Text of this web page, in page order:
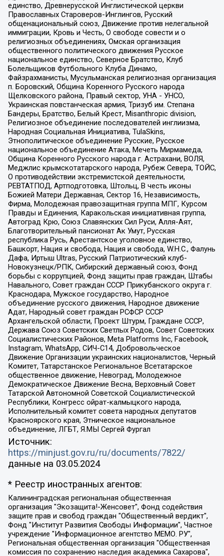
единство, Древнерусской Инглистической церкви
Православных Староверов-Инглингов, Русский
общенациональный союз, Движение против нелегальной
иммиграции, Кровь и Честь, О свободе совести и о
религиозных объединениях, Омская организация
общественного политического движения Русское
национальное единство, Северное Братство, Клуб
Болельщиков Футбольного Клуба Динамо,
Файзрахманисты, Мусульманская религиозная организация
п. Боровский, Община Коренного Русского народа
Щелковского района, Правый сектор, УНА - УНСО,
Украинская повстанческая армия, Тризуб им. Степана
Бандеры, Братство, Белый Крест, Misanthropic division,
Религиозное объединение последователей инглиизма,
Народная Социальная Инициатива, TulaSkins,
Этнополитическое объединение Русские, Русское
национальное объединение Атака, Мечеть Мирмамеда,
Община Коренного Русского народа г. Астрахани, ВОЛЯ,
Меджлис крымскотатарского народа, Рубеж Севера, ТОЙС,
О противодействии экстремистской деятельности,
РЕВТАТПОД, Артподготовка, Штольц, В честь иконы
Божией Матери Державная, Сектор 16, Независимость,
Фирма, Молодежная правозащитная группа МПГ, Курсом
Правды и Единения, Каракольская инициативная группа,
Автоград Крю, Союз Славянских Сил Руси, Алля-Аят,
Благотворительный пансионат Ак Умут, Русская
республика Русь, Арестантское уголовное единство,
Башкорт, Нация и свобода, Нация и свобода, W.H.С., Фалунь
Дафа, Иртыш Ultras, Русский Патриотический клуб-
Новокузнецк/РПК, Сибирский державный союз, Фонд
борьбы с коррупцией, Фонд защиты прав граждан, Штабы
Навального, Совет граждан СССР Прикубанского округа г.
Краснодара, Мужское государство, Народное
объединение русского движения, Народное движение
Адат, Народный совет граждан РСФСР СССР
Архангельской области, Проект Штурм, Граждане СССР,
Держава Союз Советских Светлых Родов, Совет Советских
Социалистических Районов, Meta Platforms Inc, Facebook,
Instagram, WhatsApp, СИЧ-С14, Добровольческое
Движение Организации украинских националистов, Черный
Комитет, Татарстанское Региональное Всетатарское
общественное движение, Невоград, Молодежное
Демократическое Движение Весна, Верховный Совет
Татарской Автономной Советской Социалистической
Республики, Конгресс ойрат-калмыцкого народа,
Исполнительный комитет совета народных депутатов
Красноярского края, Этническое национальное
объединение, ЛГБТ, Я.МЫ Сергей Фургал
Источник:
https://minjust.gov.ru/ru/documents/7822/
данные на 03.05.2024
* Реестр иностранных агентов:
Калининградская региональная общественная организация "Экозащита!-Женсовет", Фонд содействия защите прав и свобод граждан "Общественный вердикт", Фонд "Институт Развития Свободы Информации", Частное учреждение "Информационное агентство МЕМО. РУ", Региональная общественная организация "Общественная комиссия по сохранению наследия академика Сахарова", Фонд поддержки свободы прессы, Санкт-Петербургская общественная правозащитная организация "Гражданский контроль", Межрегиональная общественная организация "Информационно-просветительский центр "Мемориал", Региональный Фонд "Центр Защиты Прав Средств Массовой Информации", с 05.12.2023 Фонд "Центр Защиты Прав Средств массовой информации", Региональная общественная благотворительная организация помощи беженцам и мигрантам "Гражданское содействие", Негосударственное образовательное учреждение дополнительного профессионального образования (повышение квалификации) специалистов "АКАДЕМИЯ ПО ПРАВАМ ЧЕЛОВЕКА", Свердловская региональная общественная организация "Сутяжник", Автономная некоммерческая организация "Центр независимых социологических исследований", Союз общественных объединений "Российский исследовательский центр по правам человека", Региональное общественное учреждение научно-информационный центр "МЕМОРИАЛ", Некоммерческая организация "Фонд защиты гласности", Автономная некоммерческая организация "Институт прав человека", Городская общественная организация "Екатеринбургское общество "МЕМОРИАЛ", Городская общественная организация "Рязанское историко-просветительское и правозащитное общество "Мемориал" (Рязанский Мемориал), Челябинский региональный орган общественной самодеятельности – женское общественное объединение "Женщины Евразии", Челябинский региональный орган общественной самодеятельности "Уральская правозащитная группа", Фонд содействия защите здоровья и социальной справедливости имени Андрея Рылькова, Автономная Некоммерческая Организация "Аналитический Центр Юрия Левады", Автономная некоммерческая организация социальной поддержки населения "Проект Апрель", Региональная общественная организация помощи женщинам и детям, находящимся в кризисной ситуации "Информационно-методический центр "Анна", Фонд содействия развитию массовых коммуникаций и правовому просвещению "Так-так-Так", Фонд содействия устойчивому развитию "Серебряная тайга", Свердловский региональный общественный фонд социальных проектов "Новое время", "Idel.Реалии", Кавказ.Реалии, Крым.Реалии, Телеканал Настоящее Время, Татаро-башкирская служба Радио Свобода (Azatliq Radiosi), Радио Свободная Европа/Радио Свобода (PCE/PC), "Сибирь.Реалии", "Фактограф", Благотворительный фонд помощи осужденным и их семьям, Автономная некоммерческая организация "Институт глобализации и социальных движений", Фонд "В защиту прав заключенных", Частное учреждение "Центр поддержки и содействия развитию средств массовой информации", Пензенский региональный общественный благотворительный фонд "Гражданский союз", "Север.Реалии", Некоммерческая организация Фонд "Правовая инициатива", Общество с ограниченной ответственностью "Радио Свободная Европа/Радио Свобода", Чешское информационное агентство "MEDIUM-ORIENT", Красноярская региональная общественная организация "Мы против СПИДа", Камалягин Денис Николаевич, Маркелов Сергей Евгеньевич, Пономарев Лев Александрович, Савицкая Людмила Алексеевна, Автономная некоммерческая организация "Центр по работе с проблемой насилия "НАСИЛИЮ.НЕТ", Межрегиональный профессиональный союз работников здравоохранения "Альянс врачей", Юридическое лицо, зарегистрированное в Латвийской Республике, SIA "Medusa Project" (регистрационный номер 40103797863, дата регистрации 10.06.2014), Некоммерческая организация "Фонд по борьбе с коррупцией", Автономная некоммерческая организация "Институт права и публичной политики", Баданин Роман Сергеевич, Гликин Максим Александрович, Железнова Мария Михайловна, Лукьянова Юлия Сергеевна, Маетная Елизавета Витальевна, Маняхин Петр Борисович, Чуракова Ольга Владимировна, Ярош Юлия Петровна, Юридическое лицо "The Insider SIA", зарегистрированное в Риге, Латвийская Республика (дата регистрации 26.06.2015), являющееся администратором доменного имени интернет-издания "The Insider SIA", https://theins.ru, Постернак Алексей Евгеньевич, Рубин Михаил Аркадьевич, Анин Роман Александрович, Юридическое лицо Istories fonds, зарегистрированное в Латвийской Республике (регистрационный номер 50008295751, дата регистрации 24.02.2020), Великовский Дмитрий Александрович, Долинина Ирина Николаевна, Мароховская Алеся Алексеевна, Шлейнов Роман Юрьевич, Шмагун Олеся Валентиновна, Общество с ограниченной ответственностью "Альтаир 2021", Общество с ограниченной ответственностью "Вега 2021", Общество с ограниченной ответственностью "Главный редактор 2021", Общество с ограниченной ответственностью "Ромашки монолит", Важенков Артем Валерьевич, Ивановская областная общественная организация "Центр гендерных исследований", Гурман Юрий Альбертович, Медиапроект "ОВД-Инфо", Егоров Владимир Владимирович, Жилинский Владимир Александрович, Общество с ограниченной ответственностью "ЗП", Иванова София Юрьевна, Карезина Инна Павловна, Кильтау Екатерина Викторовна, Петров Алексей Викторович, Пискунов Сергей Евгеньевич, Смирнов Сергей Сергеевич, Тихонов Михаил Сергеевич, Общество с ограниченной ответственностью "ЖУРНАЛИСТ-ИНОСТРАННЫЙ АГЕНТ", Арапова Галина Юрьевна, Вольтская Татьяна Анатольевна, Американская компания "Mason G.E.S. Anonymous Foundation" (США), являющаяся владельцем интернет-издания https://mnews.world/, Компания "Stichting Bellingcat", зарегистрированная в Нидерландах (дата регистрации 11.07.2018), Захаров Андрей Вячеславович, Клепиковская Екатерина Дмитриевна, Общество с ограниченной ответственностью "МЕМО", Перл Роман Александрович, Симонов Евгений Алексеевич, Соловьева Елена Анатольевна, Сотников Даниил Владимирович, Сурначева Елизавета Дмитриевна, Автономная некоммерческая организация по защите прав человека и информированию населения "Якутия – Наше Мнение", Общество с ограниченной ответственностью "Москоу диджитал медиа", с 26.01.2023 Общество с ограниченной ответственностью "Чайка Белые сады", Ветошкина Валерия Валерьевна, Заговора Максим Александрович, Межрегиональное общественное движение "Российская ЛГБТ - сеть", Оленичев Максим Владимирович, Павлов Иван Юрьевич, Скворцова Елена Сергеевна, Общество с ограниченной ответственностью "Как бы инагент", Кочетков Игорь Викторович, Общество с ограниченной ответственностью "Честные выборы", Еланчик Олег Александрович, Общество с ограниченной ответственностью "Нобелевский призыв", Гималова Регина Эмилевна, Григорьев Андрей Валерьевич, Григорьева Алина Александровна, Ассоциация по содействию защите прав призывников, альтернативнослужащих и военнослужащих "Правозащитная группа "Гражданин.Армия.Право", Хисамова Регина Фаритовна, Автономная некоммерческая организация по реализации социально-правовых программ "Лилит", Дальневосточное общественное движение "Маяк", Санкт-Петербургская ЛГБТ-инициативная группа "Выход", Инициативная группа ЛГБТ+ "Реверс", Алексеев Андрей Викторович, Бекбулатова Таисия Львовна, Беляев Иван Михайлович, Владыкина Елена Сергеевна, Гельман Марат Александрович, Никульшина Вероника Юрьевна, Толоконникова Надежда Андреевна, Шендерович Виктор Анатольевич, Общество с ограниченной ответственностью "Данное сообщение", Общество с ограниченной ответственностью Издательский дом "Новая глава", Айнбиндер Александра Александровна, Московский комьюнити-центр для ЛГБТ+инициатив, Благотворительный фонд развития филантропии, Deutsche Welle (Германия, Kurt-Schumacher-Strasse 3, 53113 Bonn), Борзунова Мария Михайловна, Воробьев Виктор Викторович, Голубева Анна Львовна, Константинова Алла Михайловна, Малкова Ирина Владимировна, Мурадов Мурад Абдулгалимович, Осетинская Елизавета Николаевна, Понасенков Евгений Николаевич, Ганапольский Матвей Юрьевич, Киселев Евгений Алексеевич, Борухович Ирина Григорьевна, Дремин Иван Тимофеевич, Дубровский Дмитрий Викторович, Красноярская региональная общественная организация поддержки и развития альтернативных образовательных технологий и межкультурных коммуникаций "ИНТЕРРА", Маяковская Екатерина Алексеевна, Фейгин Марк Захарович, Филимонов Андрей Викторович, Дзугкоева Регина Николаевна, Доброхотов Роман Александрович, Дудь Юрий Александрович, Елкин Сергей Владимирович, Кругликов Кирилл Игоревич, Сабунаева Мария Леонидовна, Семенов Алексей Владимирович, Шаинян Карен Багратович, Шульман Екатерина Михайловна, Асафьев Артур Валерьевич, Вахштайн Виктор Семенович, Венедиктов Алексей Алексеевич, Лушникова Екатерина Евгеньевна, Волков Леонид Михайлович, Невзоров Александр Глебович, Пархоменко Сергей Борисович, Сироткин Ярослав Николаевич, Кара-Мурза Владимир Владимирович, Баранова Наталья Владимировна, Гозман Леонид Яковлевич, Кагарлицкий Борис Юльевич, Климарев Михаил Валерьевич, Милов Владимир Станиславович, Автономная некоммерческая организация Краснодарский центр современного искусства "Типография", Моргенштерн Алишер Тагирович, Соболь Любовь Эдуардовна, Общество с ограниченной ответственностью "ЛИЗА НОРМ", Каспаров Гарри Кимович, Ходорковский Михаил Борисович, Общество с ограниченной ответственностью "Апрельские тезисы", Данилович Ирина Брониславовна, Кашин Олег Владимирович, Петров Николай Владимирович, Пивоваров Алексей Владимирович, Соколов Михаил Владимирович, Цветкова Юлия Владимировна, Чичваркин Евгений Александрович, Комитет против пыток/Команда против пыток, Общество с ограниченной ответственностью "Первый научный", Общество с ограниченной ответственностью "Вертолет и ко", Белоцерковская Вероника Борисовна, Кац Максим Евгеньевич, Лазарева Татьяна Юрьевна, Шаведдинов Руслан Табризович, Яшин Илья Валерьевич, Общество с ограниченной ответственностью "Иноагент ААВ", Алешковский Дмитрий Петрович, Альбац Евгения Марковна, Быков Дмитрий Львович, Галямина Юлия Евгеньевна, Лойко Сергей Леонидович, Мартынов Кирилл Константинович, Медведев Сергей Александрович, Крашенинников Федор Геннадиевич, Гордеева Катерина Вл